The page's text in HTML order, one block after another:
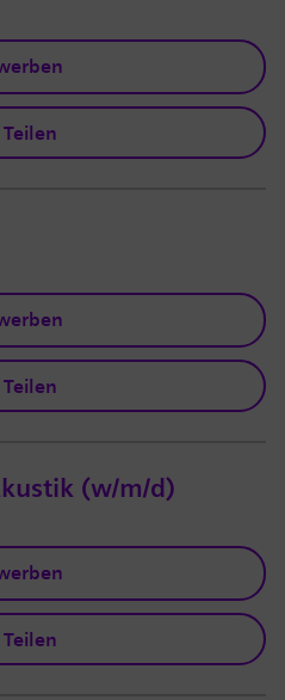
Teilen
Teilen
(w/m/d)
Teilen